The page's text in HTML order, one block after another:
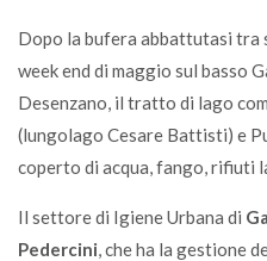
Dopo la bufera abbattutasi tra
week end di maggio sul basso
Desenzano, il tratto di lago
(lungolago Cesare Battisti) e
coperto di acqua, fango, rifiuti
Il settore di Igiene Urbana di
Pedercini, che ha la gestione